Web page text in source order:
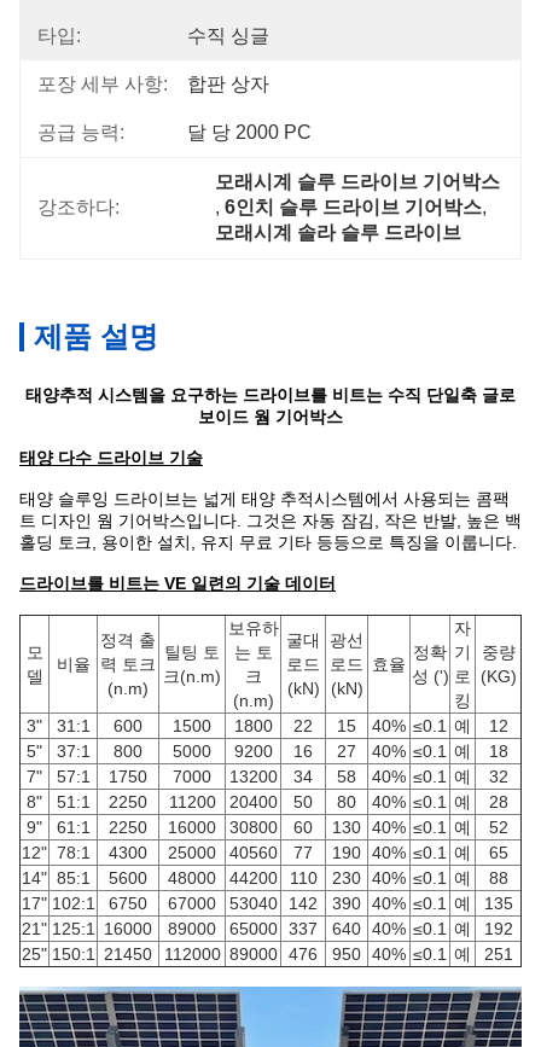
타입: 수직 싱글
포장 세부 사항: 합판 상자
공급 능력: 달 당 2000 PC
강조하다:
모래시계 슬루 드라이브 기어박스
, 6인치 슬루 드라이브 기어박스,
모래시계 솔라 슬루 드라이브
제품 설명
태양추적 시스템을 요구하는 드라이브를 비트는 수직 단일축 글로
보이드 웜 기어박스
태양 다수 드라이브 기술
태양 슬루잉 드라이브는 넓게 태양 추적시스템에서 사용되는 콤팩
트 디자인 웜 기어박스입니다. 그것은 자동 잠김, 작은 반발, 높은 백
홀딩 토크, 용이한 설치, 유지 무료 기타 등등으로 특징을 이룹니다.
드라이브를 비트는 VE 일련의 기술 데이터
모
델
비율
정격 출
력 토크
(n.m)
틸팅 토
크(n.m)
보유하
는 토
크
(n.m)
굴대
로드
(kN)
광선
로드
(kN)
효율
정확
성 (')
자
기
로
킹
중량
(KG)
3" 31:1 600 1500 1800 22 15 40% ≤0.1 예
12
5"
37:1 800 5000 9200 16 27 40% ≤0.1 예
18
7"
57:1 1750 7000 13200 34 58 40% ≤0.1 예
32
8"
51:1 2250 11200 20400 50 80 40% ≤0.1 예
28
9"
61:1 2250 16000 30800 60 130 40% ≤0.1 예
52
12" 78:1 4300 25000 40560 77 190 40% ≤0.1 예
65
14" 85:1 5600 48000 44200 110 230 40% ≤0.1 예
88
17" 102:1 6750 67000 53040 142 390 40% ≤0.1 예
135
21" 125:1 16000 89000 65000 337 640 40% ≤0.1 예
192
25" 150:1 21450 112000 89000 476 950 40% ≤0.1 예 251